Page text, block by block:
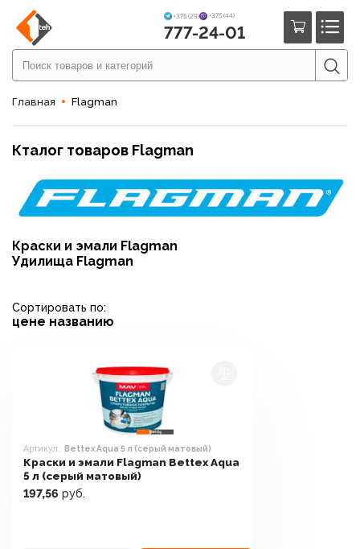
+375 (29) +375 (44)
777-24-01
Главная Flagman
Кталог товаров Flagman
Краски и эмали Flagman
Удилища Flagman
Сортировать по:
цене названию
Артикул: Bettex Aqua 5 л (серый матовый)
Краски и эмали Flagman Bettex Aqua
5 л (серый матовый)
197,56 руб.